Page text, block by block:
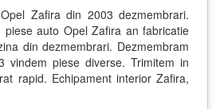
Zafira din 2003 dezmembrari.
piese auto Opel Zafira an fabricatie
din dezmembrari. Dezmembram
vindem piese diverse. Trimitem in
rapid. Echipament interior Zafira,